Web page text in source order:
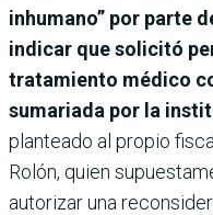
inhumano” por parte
indicar que solicitó
tratamiento médico
sumariada por la
planteado al propio
Rolón, quien
autorizar una